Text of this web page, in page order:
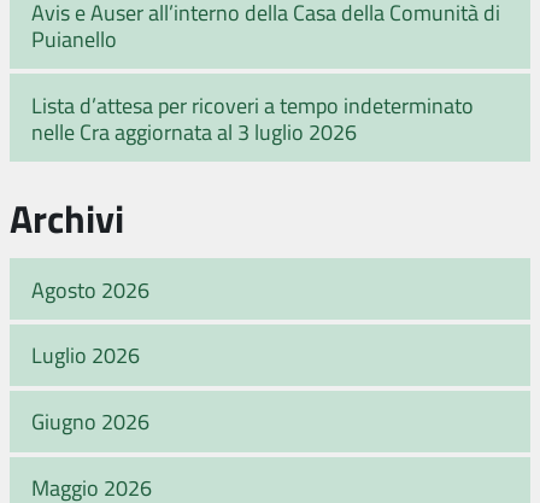
Avis e Auser all’interno della Casa della Comunità di
Puianello
Lista d’attesa per ricoveri a tempo indeterminato
nelle Cra aggiornata al 3 luglio 2026
Archivi
Agosto 2026
Luglio 2026
Giugno 2026
Maggio 2026